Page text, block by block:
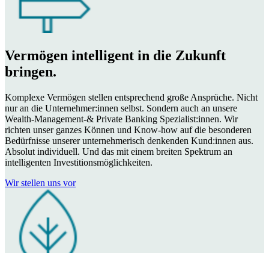
Vermögen intelligent in die Zukunft
bringen.
Komplexe Vermögen stellen entsprechend große Ansprüche. Nicht
nur an die Unternehmer:innen selbst. Sondern auch an unsere
Wealth-Management-& Private Banking Spezialist:innen. Wir
richten unser ganzes Können und Know-how auf die besonderen
Bedürfnisse unserer unternehmerisch denkenden Kund:innen aus.
Absolut individuell. Und das mit einem breiten Spektrum an
intelligenten Investitionsmöglichkeiten.
Wir stellen uns vor